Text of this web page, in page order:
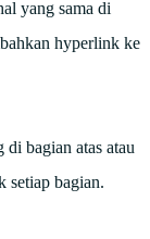
yang sama di
hyperlink ke
bagian atas atau
setiap bagian.